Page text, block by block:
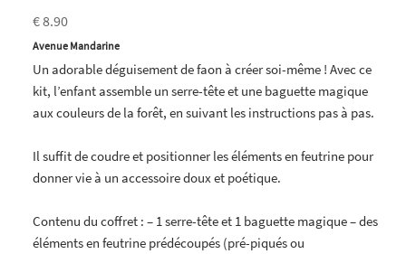
€ 8.90
Avenue Mandarine
Un adorable déguisement de faon à créer soi-même ! Avec ce
kit, l’enfant assemble un serre-tête et une baguette magique
aux couleurs de la forêt, en suivant les instructions pas à pas.
Il suffit de coudre et positionner les éléments en feutrine pour
donner vie à un accessoire doux et poétique.
Contenu du coffret : – 1 serre-tête et 1 baguette magique – des
éléments en feutrine prédécoupés (pré-piqués ou